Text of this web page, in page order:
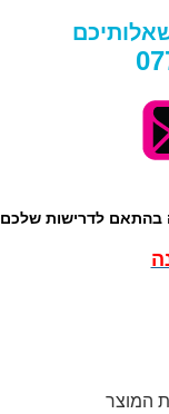
בהתאם לדרישות שלכם
המוצר